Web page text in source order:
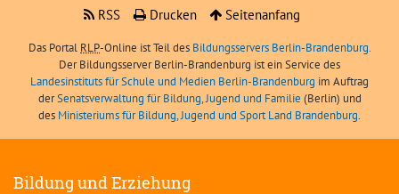
RSS
Drucken Seitenanfang
Das Portal RLP-Online ist Teil des Bildungsservers Berlin-Brandenburg.
Der Bildungsserver Berlin-Brandenburg ist ein Service des
Landesinstituts für Schule und Medien Berlin-Brandenburg im Auftrag
derSenatsverwaltung für Bildung, Jugend und Familie (Berlin) und
des Ministeriums für Bildung, Jugend und Sport Land Brandenburg.
Bildung und Erziehung